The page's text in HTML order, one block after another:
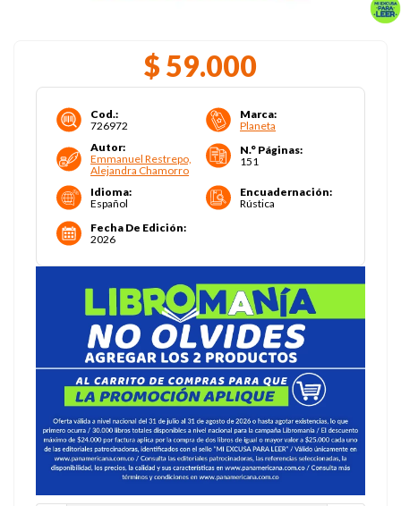
$ 59.000
Cod.:
726972
Marca:
Planeta
Autor:
Emmanuel Restrepo,
Alejandra Chamorro
N.° Páginas:
151
Idioma:
Español
Encuadernación:
Rústica
Fecha De Edición:
2026